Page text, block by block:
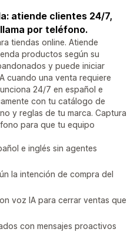
atiende clientes 24/7,
por teléfono.
tiendas online. Atiende
productos según su
y puede iniciar
cuando una venta requiere
24/7 en español e
con tu catálogo de
y reglas de tu marca. Captura
para que tu equipo
e inglés sin agentes
la intención de compra del
voz IA para cerrar ventas que
con mensajes proactivos